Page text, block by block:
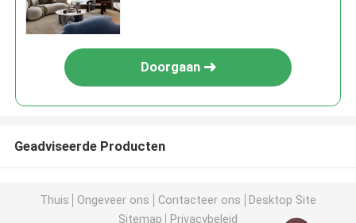
Doorgaan
Geadviseerde Producten
Thuis Ongeveer ons Contacteer ons
Desktop Site
Sitemap
Privacybeleid